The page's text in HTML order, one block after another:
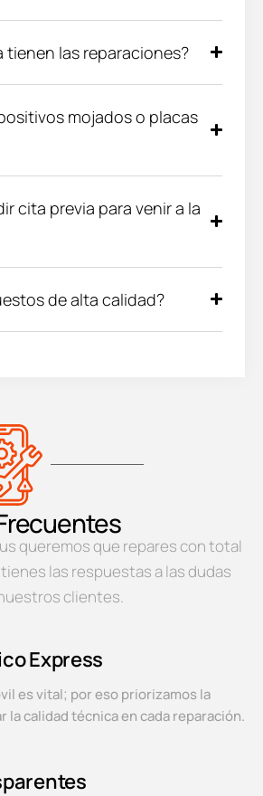
tienen las reparaciones?
mojados o placas
cita previa para venir a la
de alta calidad?
queremos que repares con total
las respuestas a las dudas
clientes.
Express
es vital; por eso priorizamos la
la calidad técnica en cada reparación.